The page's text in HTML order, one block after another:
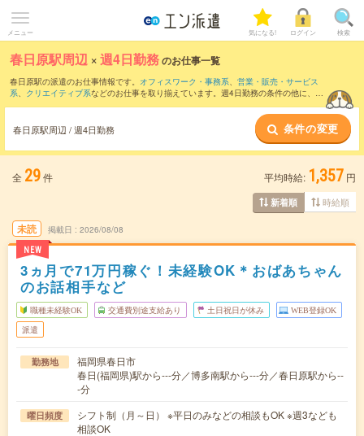
メニュー 気になる! ログイン 検索
春日原駅周辺 ×週4日勤務のお仕事一覧
春日原駅の派遣のお仕事情報です。 オフィスワーク・事務系、 営業・販売・サービス
系、 クリエイティブ系などのお仕事を取り揃えています。週4日勤務の条件の他に、 交
春日原駅周辺 / 週4日勤務 条件の変更
全 29件 平均時給: 1,357 円
新着順 時給順
未読
NEW
掲載日 2026/08/08
3ヵ月で71万円稼ぐ！未経験OK＊おばあちゃん
のお話相手など
職種未経験OK 交通費別途支給あり 土日祝日が休み WEB登録OK
派遣
勤務地
福岡県春日市
春日(福岡県)駅から---分／博多南駅から---分／春日原駅から--
-分
曜日頻度
シフト制（月～日） ※平日のみなどの相談もOK ※週3なども
相談OK